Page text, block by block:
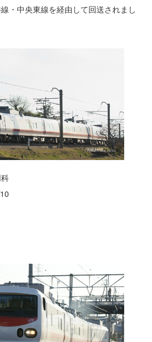
・中央東線を経由して回送されまし